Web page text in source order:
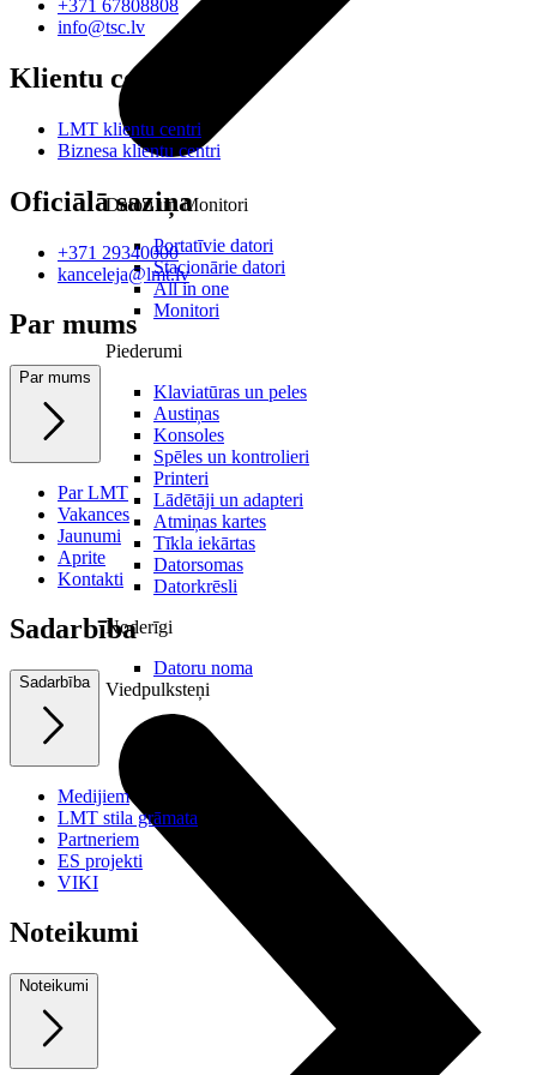
Datori un Monitori
Portatīvie datori
Stacionārie datori
All in one
Monitori
Piederumi
Klaviatūras un peles
Austiņas
Konsoles
Spēles un kontrolieri
Printeri
Lādētāji un adapteri
Atmiņas kartes
Tīkla iekārtas
Datorsomas
Datorkrēsli
Noderīgi
Datoru noma
Viedpulksteņi
+371 67808808
info@tsc.lv
Klientu centri
LMT klientu centri
Biznesa klientu centri
Oficiālā saziņa
+371 29340000
kanceleja@lmt.lv
Par mums
Par mums
Par LMT
Vakances
Jaunumi
Aprite
Kontakti
Sadarbība
Sadarbība
Medijiem
LMT stila grāmata
Partneriem
ES projekti
VIKI
Noteikumi
Noteikumi